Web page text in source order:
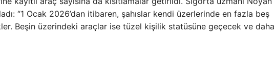
“1 Ocak 2026’dan itibaren, şahıslar kendi üzerlerinde en fazla beş
Beşin üzerindeki araçlar ise tüzel kişilik statüsüne geçecek ve daha